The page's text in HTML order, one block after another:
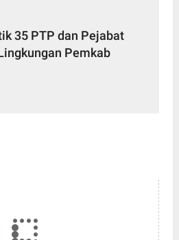
35 PTP dan Pejabat
Pemkab